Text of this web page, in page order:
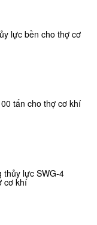
lực bền cho thợ cơ
tấn cho thợ cơ khí
thủy lực SWG-4
cơ khí